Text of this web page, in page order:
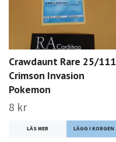
Crawdaunt Rare 25/111
Crimson Invasion
Pokemon
8 kr
LÄS MER